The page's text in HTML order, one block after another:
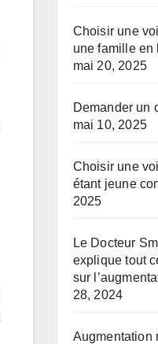
Choisir une
une famille
mai 20, 2025
Demander un
mai 10, 2025
Choisir une
étant jeune
2025
Le Docteur
explique tout
sur
28, 2024
Augmentation